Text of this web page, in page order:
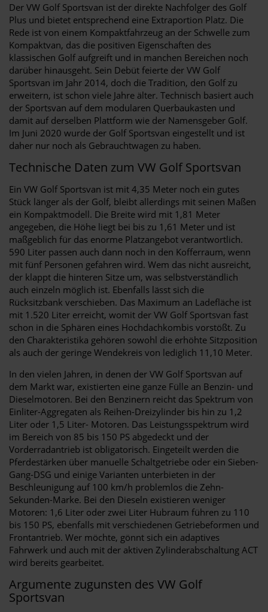
Der VW Golf Sportsvan ist der direkte Nachfolger des Golf
Plus und bietet entsprechend eine Extraportion Platz. Die
Rede ist von einem Kompaktfahrzeug an der Schwelle zum
Kompaktvan, das die positiven Eigenschaften des
klassischen Golf aufgreift und in manchen Bereichen noch
darüber hinausgeht. Sein Debüt feierte der VW Golf
Sportsvan im Jahr 2014, doch die Tradition, den Golf zu
erweitern, ist schon viele Jahre älter. Technisch basiert auch
der Sportsvan auf dem modularen Querbaukasten und
damit auf derselben Plattform wie der Namensgeber Golf.
Im Juni 2020 wurde der Golf Sportsvan eingestellt und ist
daher nur noch als Gebrauchtwagen zu haben.
Technische Daten zum VW Golf Sportsvan
Ein VW Golf Sportsvan ist mit 4,35 Meter noch ein gutes
Stück länger als der Golf, bleibt allerdings mit seinen Maßen
ein Kompaktmodell. Die Breite wird mit 1,81 Meter
angegeben, die Höhe liegt bei bis zu 1,61 Meter und ist
maßgeblich für das enorme Platzangebot verantwortlich.
590 Liter passen auch dann noch in den Kofferraum, wenn
mit fünf Personen gefahren wird. Wem das nicht ausreicht,
der klappt die hinteren Sitze um, was selbstverständlich
auch einzeln möglich ist. Ebenfalls lässt sich die
Rücksitzbank verschieben. Das Maximum an Ladefläche ist
mit 1.520 Liter erreicht, womit der VW Golf Sportsvan fast
schon in die Sphären eines Hochdachkombis vorstößt. Zu
den Charakteristika gehören sowohl die erhöhte Sitzposition
als auch der geringe Wendekreis von lediglich 11,10 Meter.
In den vielen Jahren, in denen der VW Golf Sportsvan auf
dem Markt war, existierten eine ganze Fülle an Benzin- und
Dieselmotoren. Bei den Benzinern reicht das Spektrum von
Einliter-Aggregaten als Reihen-Dreizylinder bis hin zu 1,2
Liter oder 1,5 Liter- Motoren. Das Leistungsspektrum wird
im Bereich von 85 bis 150 PS abgedeckt und der
Vorderradantrieb ist obligatorisch. Eingeteilt werden die
Pferdestärken über manuelle Schaltgetriebe oder ein Sieben-
Gang-DSG und einige Varianten unterbieten in der
Beschleunigung auf 100 km/h problemlos die Zehn-
Sekunden-Marke. Bei den Dieseln existieren weniger
Motoren: 1,6 Liter oder zwei Liter Hubraum führen zu 110
bis 150 PS, ebenfalls mit verschiedenen Getriebeformen und
Frontantrieb. Wer möchte, gönnt sich ein adaptives
Fahrwerk und auch mit der aktiven Zylinderabschaltung ACT
wird bereits gearbeitet.
Argumente zugunsten des VW Golf
Sportsvan